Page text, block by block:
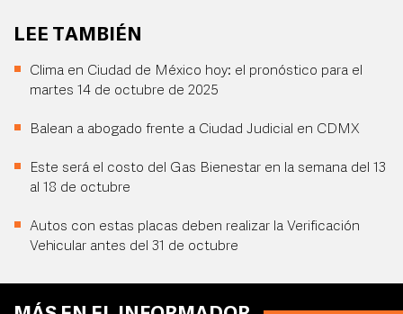
LEE TAMBIÉN
Clima en Ciudad de México hoy: el pronóstico para el
martes 14 de octubre de 2025
Balean a abogado frente a Ciudad Judicial en CDMX
Este será el costo del Gas Bienestar en la semana del 13
al 18 de octubre
Autos con estas placas deben realizar la Verificación
Vehicular antes del 31 de octubre